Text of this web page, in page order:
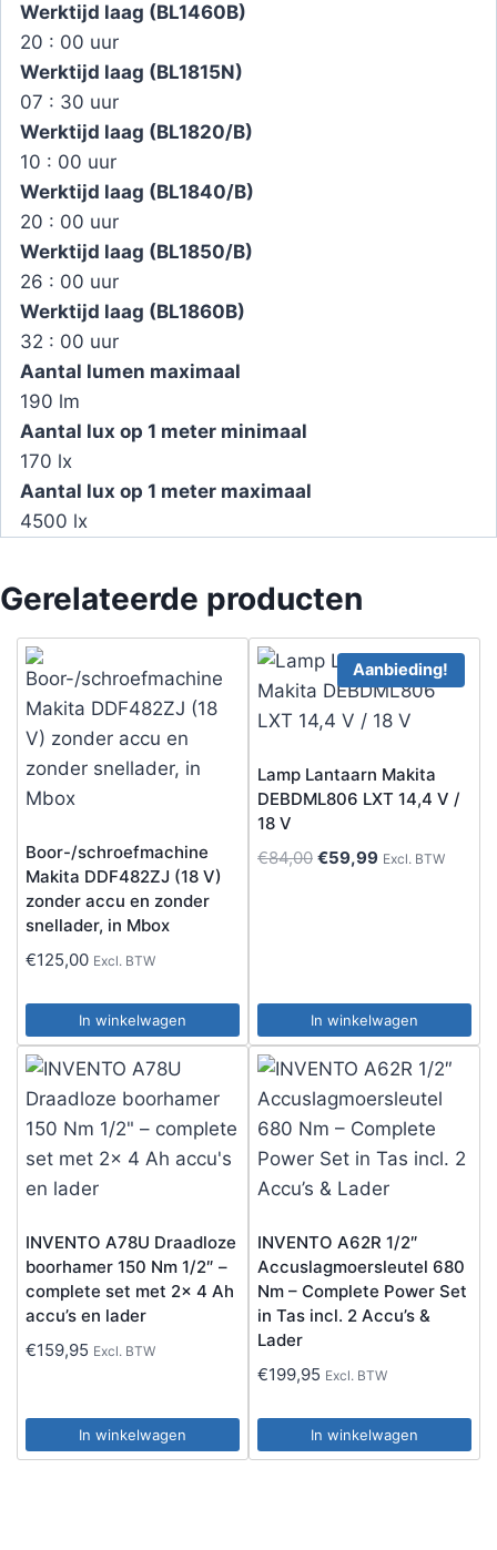
Werktijd laag (BL1460B)
20 : 00 uur
Werktijd laag (BL1815N)
07 : 30 uur
Werktijd laag (BL1820/B)
10 : 00 uur
Werktijd laag (BL1840/B)
20 : 00 uur
Werktijd laag (BL1850/B)
26 : 00 uur
Werktijd laag (BL1860B)
32 : 00 uur
Aantal lumen maximaal
190 lm
Aantal lux op 1 meter minimaal
170 lx
Aantal lux op 1 meter maximaal
4500 lx
Gerelateerde producten
Boor-/schroefmachine
Makita DDF482ZJ (18 V)
zonder accu en zonder
snellader, in Mbox
€125,00 Excl. BTW
In winkelwagen
Aanbieding!
Lamp Lantaarn Makita
DEBDML806 LXT 14,4 V /
18 V
€84,00 Oorspronkelijke
€59,99Huidige
Excl. BTW
In winkelwagen
INVENTO A78U Draadloze
boorhamer 150 Nm 1/2″ –
complete set met 2x 4 Ah
accu’s en lader
€159,95 Excl. BTW
In winkelwagen
INVENTO A62R 1/2″
Accuslagmoersleutel 680
Nm – Complete Power Set
in Tas incl. 2 Accu’s &
Lader
€199,95 Excl. BTW
In winkelwagen